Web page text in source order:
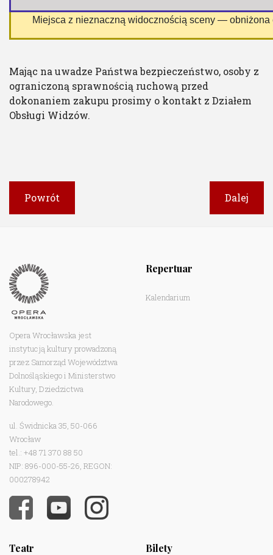
Miejsca z nieznaczną widocznością sceny — obniżona
Mając na uwadze Państwa bezpieczeństwo, osoby z
ograniczoną sprawnością ruchową przed
dokonaniem zakupu prosimy o kontakt z Działem
Obsługi Widzów.
Powrót Dalej
Opera Wrocławska jest
instytucją kultury prowadzoną
przez Samorząd Województwa
Dolnośląskiego i Ministerstwo
Kultury, Dziedzictwa
Narodowego.
ul. Świdnicka 35, 50-066
Wrocław
tel.: +48 71 370 88 50
NIP: 896-000-55-26, REGON:
000278942
Repertuar
Kalendarium
Teatr Bilety